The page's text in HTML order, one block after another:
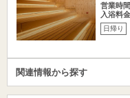
営業時
入浴料
日帰り
関連情報から探す